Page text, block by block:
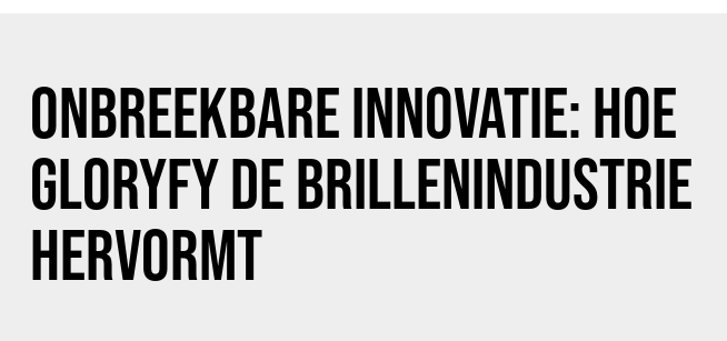
ONBREEKBARE INNOVATIE: HOE
GLORYFY DE BRILLENINDUSTRIE
HERVORMT